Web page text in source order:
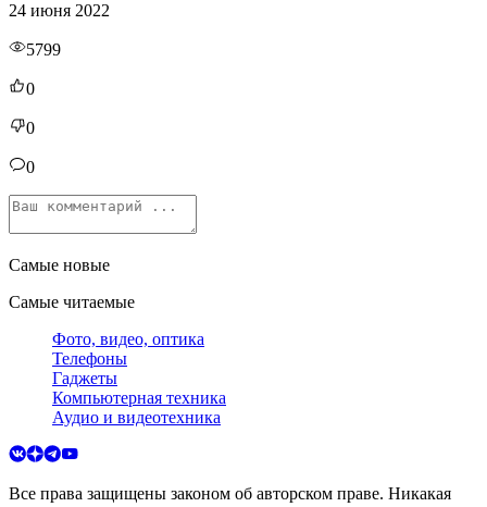
24 июня 2022
5799
0
0
0
Самые новые
Самые читаемые
Фото, видео, оптика
Телефоны
Гаджеты
Компьютерная техника
Аудио и видеотехника
Все права защищены законом об авторском праве. Никакая